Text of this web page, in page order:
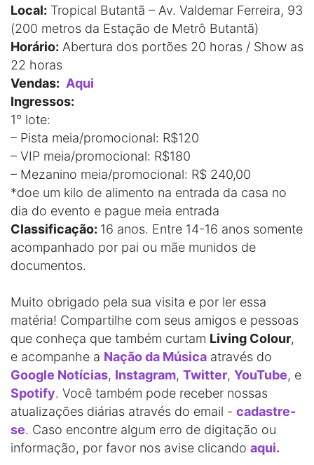
Local: Tropical Butantã – Av. Valdemar Ferreira, 93
(200 metros da Estação de Metrô Butantã)
Horário: Abertura dos portões 20 horas / Show as
22 horas
Vendas: Aqui
Ingressos:
1° lote:
– Pista meia/promocional: R$120
– VIP meia/promocional: R$180
– Mezanino meia/promocional: R$ 240,00
*doe um kilo de alimento na entrada da casa no
dia do evento e pague meia entrada
Classificação: 16 anos. Entre 14-16 anos somente
acompanhado por pai ou mãe munidos de
documentos.
Muito obrigado pela sua visita e por ler essa
matéria! Compartilhe com seus amigos e pessoas
que conheça que também curtam Living Colour,
e acompanhe a Nação da Música através do
Google Notícias, Instagram, Twitter, YouTube, e
Spotify. Você também pode receber nossas
atualizações diárias através do email - cadastre-
se. Caso encontre algum erro de digitação ou
informação, por favor nos avise clicando aqui.